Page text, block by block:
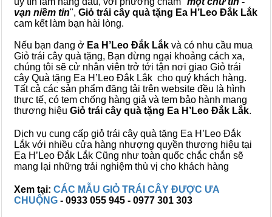
vạn niềm tin", Giỏ trái cây quà tặng Ea H’Leo Đắk Lắk
cam kết làm bạn hài lòng.
Nếu bạn đang ở Ea H’Leo Đắk Lắk và có nhu cầu mua
Giỏ trái cây quà tặng, Bạn đừng ngại khoảng cách xa,
chúng tôi sẽ cử nhân viên trở tới tận nơi giao Giỏ trái
cây Quà tặng Ea H’Leo Đắk Lắk cho quý khách hàng.
Tất cả các sản phẩm đăng tải trên website đều là hình
thực tế, có tem chống hàng giả và tem bảo hành mang
thương hiệu Giỏ trái cây quà tặng Ea H’Leo Đắk Lắk.
Dịch vụ cung cấp giỏ trái cây quà tặng Ea H’Leo Đắk
Lắk với nhiều cửa hàng nhượng quyền thương hiệu tại
Ea H’Leo Đắk Lắk Cũng như toàn quốc chắc chắn sẽ
mang lại những trải nghiệm thù vị cho khách hàng
Xem tại: CÁC MẪU GIỎ TRÁI CÂY ĐƯỢC ƯA
CHUỘNG - 0933 055 945 - 0977 301 303